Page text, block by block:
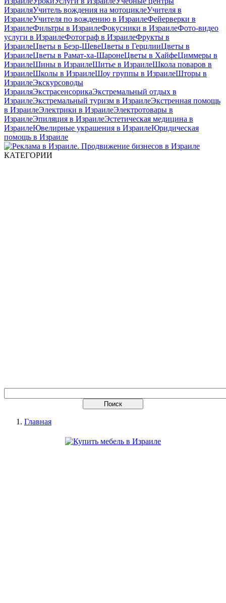
ИзраиляУчитель вождения на мотоциклеУчителя в
ИзраилеУчителя по вождению в ИзраилеФейерверки в
ИзраилеФильтры в ИзраилеФокусники в ИзраилеФото-видео
услуги в ИзраилеФотограф в ИзраилеФрукты в
ИзраилеЦветы в Беэр-ШевеЦветы в ГерцлииЦветы в
ИзраилеЦветы в Рамат-ха-ШаронеЦветы в ХайфеЦиммеры в
ИзраилеШины в ИзраилеШитье в ИзраилеШкола поваров в
ИзраилеШколы в ИзраилеШоу группы в ИзраилеШторы в
ИзраилеЭкскурсоводы
ИзраиляЭкстрасенсорикаЭкстремальный отдых в
ИзраилеЭкстремальный туризм в ИзраилеЭкстренная помощь
в ИзраилеЭлектрики в ИзраилеЭлектротовары в
ИзраилеЭпиляция в ИзраилеЭстетическая медицина в
ИзраилеЮвелирные украшения в ИзраилеЮридическая
помощь в Израиле
КАТЕГОРИИ
Главная